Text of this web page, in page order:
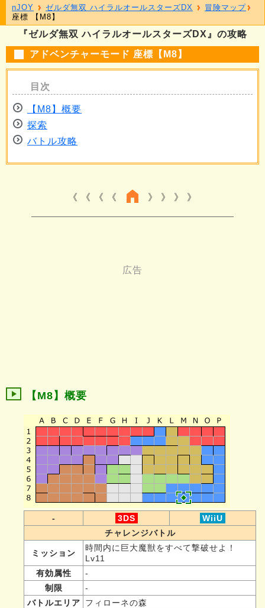
『ゼルダ無双 ハイラルオールスターズDX』の攻略
アドベンチャーモード 座標【M8】
【M8】概要
探索
バトル攻略
《 《 《 》 》 》
【M8】概要
- 3DS
WiiU
チャレンジバトル
ミッション
時間内に巨大魔獣をすべて撃破せよ！
Lv11
有効属性
-
制限
-
バトルエリア
フィローネの森
nJOY ゼルダ無双 ハイラルオールスターズDX
冒険マップ
座標 【M8】